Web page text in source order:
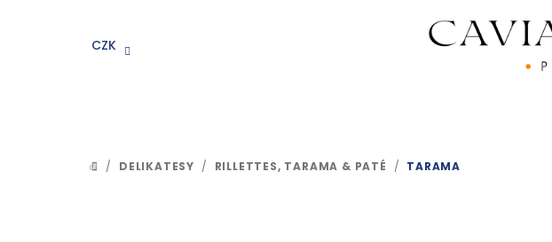
CZK
DOMŮ
/ DELIKATESY / RILLETTES, TARAMA & PATÉ / TARAMA